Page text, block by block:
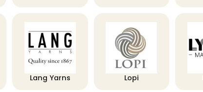
Lang Yarns Lopi